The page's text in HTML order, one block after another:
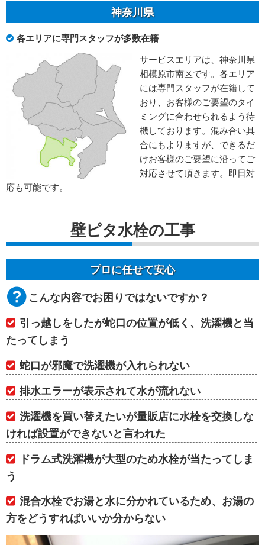
神奈川県
各エリアに専門スタッフが多数在籍
サービスエリアは、神奈川県
相模原市南区です。各エリア
には専門スタッフが在籍して
おり、お客様のご要望のタイ
ミングに合わせられるよう待
機しております。混み合い具
合にもよりますが、できるだ
けお客様のご要望に沿ってご
対応させて頂きます。即日対
応も可能です。
壁ピタ水栓の工事
プロに任せて安心
こんな内容でお困りではないですか？
引っ越しをしたが蛇口の位置が低く、洗濯機と当
たってしまう
蛇口が邪魔で洗濯機が入れられない
排水エラーが表示されて水が流れない
洗濯機を買い替えたいが量販店に水栓を交換しな
ければ設置ができないと言われた
ドラム式洗濯機が大型のため水栓が当たってしま
う
混合水栓でお湯と水に分かれているため、お湯の
方をどうすればいいか分からない